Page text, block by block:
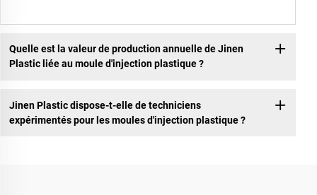
Quelle est la valeur de production annuelle de Jinen
Plastic liée au moule d'injection plastique ?
Jinen Plastic dispose-t-elle de techniciens
expérimentés pour les moules d'injection plastique ?